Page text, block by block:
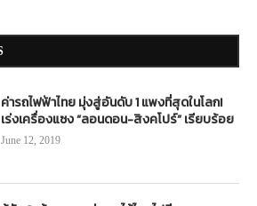
ค่ารถไฟฟ้าไทย มุ่งสู่อันดับ 1 แพงที่สุดในโลก!
เร่งเครื่องแซง “ลอนดอน-สิงคโปร์” เรียบร้อย
June 12, 2019